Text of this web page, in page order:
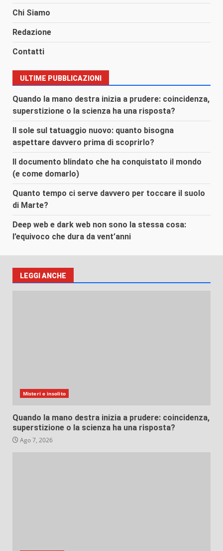
Chi Siamo
Redazione
Contatti
ULTIME PUBBLICAZIONI
Quando la mano destra inizia a prudere: coincidenza,
superstizione o la scienza ha una risposta?
Il sole sul tatuaggio nuovo: quanto bisogna
aspettare davvero prima di scoprirlo?
Il documento blindato che ha conquistato il mondo
(e come domarlo)
Quanto tempo ci serve davvero per toccare il suolo
di Marte?
Deep web e dark web non sono la stessa cosa:
l’equivoco che dura da vent’anni
LEGGI ANCHE
Misteri e insolito
Quando la mano destra inizia a prudere: coincidenza,
superstizione o la scienza ha una risposta?
Ago 7, 2026